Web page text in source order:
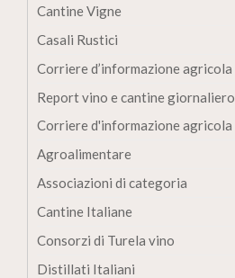
Cantine Vigne
Casali Rustici
Corriere d’informazione agricola
Report vino e cantine giornaliero
Corriere d'informazione agricola
Agroalimentare
Associazioni di categoria
Cantine Italiane
Consorzi di Turela vino
Distillati Italiani